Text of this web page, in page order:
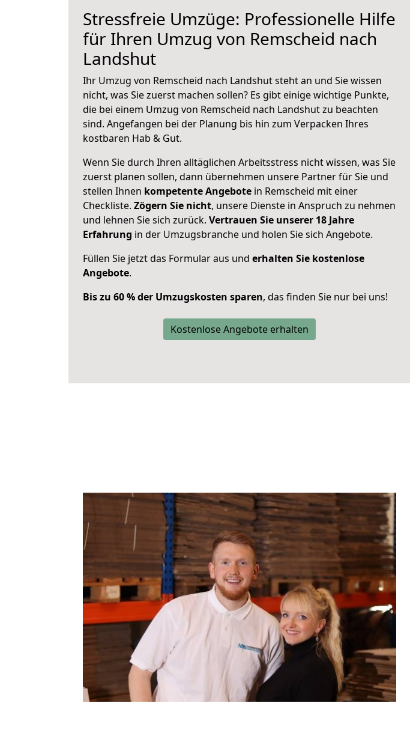
Stressfreie Umzüge: Professionelle Hilfe
für Ihren Umzug von Remscheid nach
Landshut
Ihr Umzug von Remscheid nach Landshut steht an und Sie wissen
nicht, was Sie zuerst machen sollen? Es gibt einige wichtige Punkte,
die bei einem Umzug von Remscheid nach Landshut zu beachten
sind. Angefangen bei der Planung bis hin zum Verpacken Ihres
kostbaren Hab & Gut.
Wenn Sie durch Ihren alltäglichen Arbeitsstress nicht wissen, was Sie
zuerst planen sollen, dann übernehmen unsere Partner für Sie und
stellen Ihnen kompetente Angebote in Remscheid mit einer
Checkliste. Zögern Sie nicht, unsere Dienste in Anspruch zu nehmen
und lehnen Sie sich zurück. Vertrauen Sie unserer 18 Jahre
Erfahrung in der Umzugsbranche und holen Sie sich Angebote.
Füllen Sie jetzt das Formular aus und erhalten Sie kostenlose
Angebote.
Bis zu 60 % der Umzugskosten sparen, das finden Sie nur bei uns!
Kostenlose Angebote erhalten